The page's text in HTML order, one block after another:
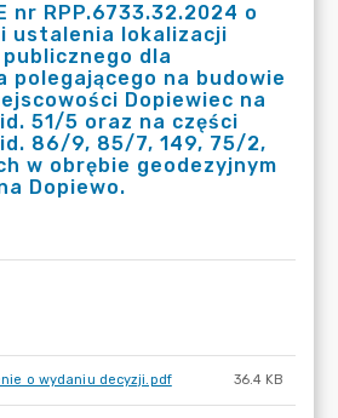
nr RPP.6733.32.2024 o
ustalenia lokalizacji
dla
polegającego na budowie
Dopiewiec na
51/5 oraz na części
86/9, 85/7, 149, 75/2,
w obrębie geodezyjnym
Dopiewo.
o wydaniu decyzji.pdf 36.4 KB